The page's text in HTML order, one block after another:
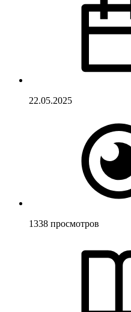
22.05.2025
1338 просмотров